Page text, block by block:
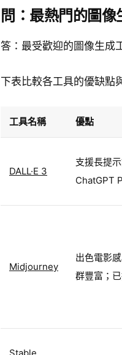
問：最熱門的圖像
答：最受歡迎的圖像生成
下表比較各工具的優缺點
工具名稱 優點
DALL·E 3
支援長提
ChatGPT
Midjourney
出色電影
群豐富；